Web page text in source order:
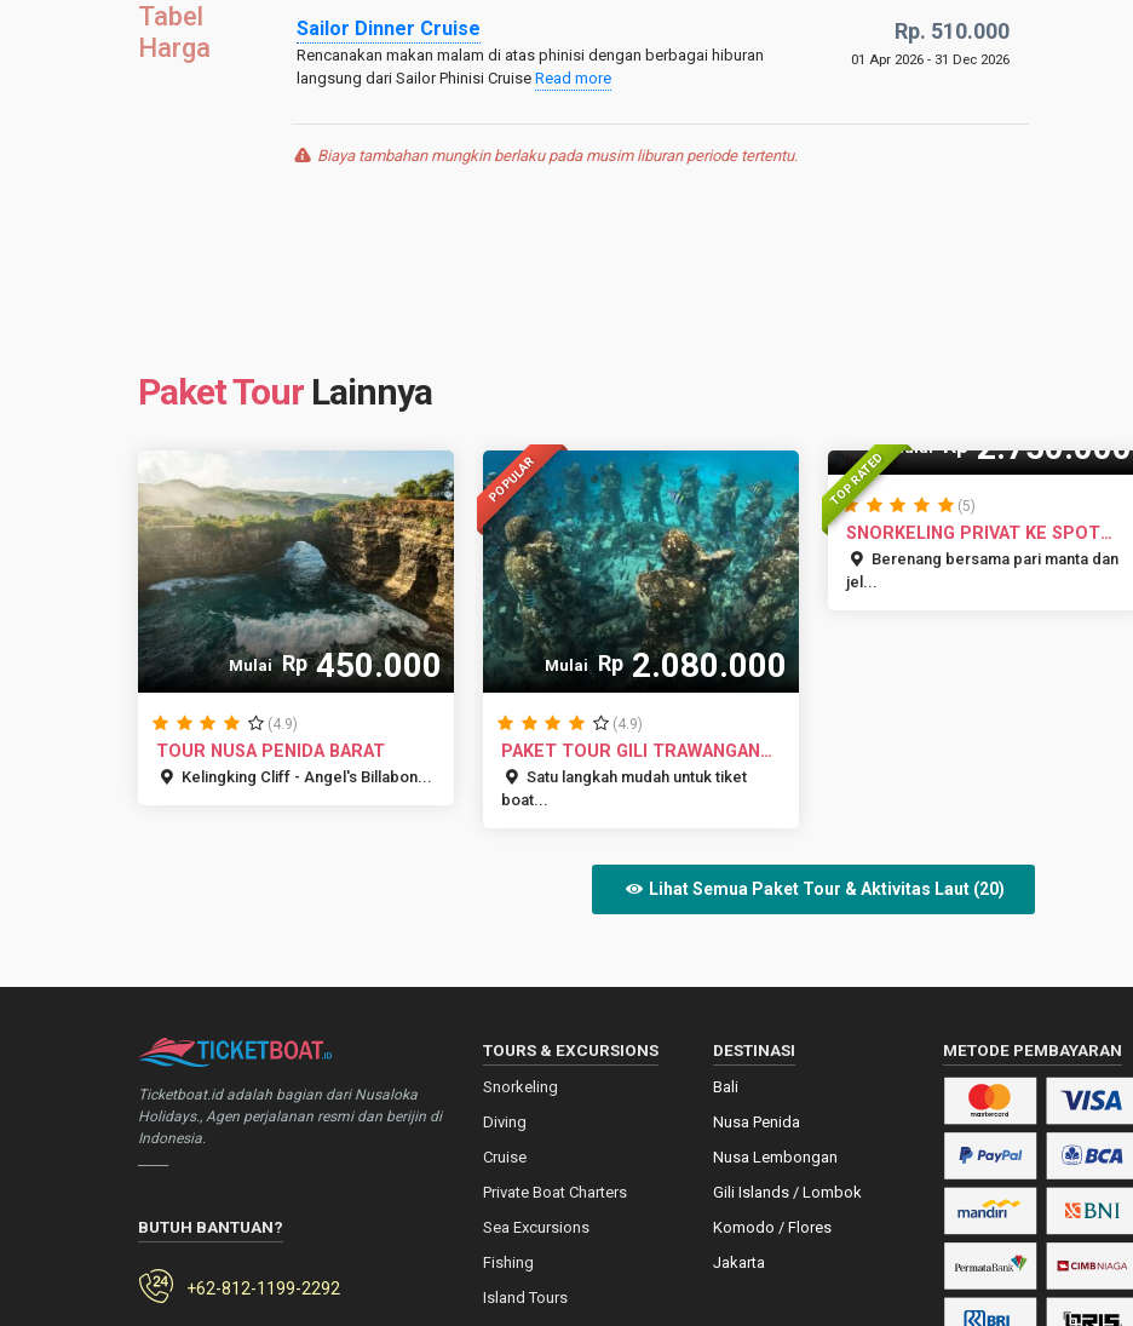
Tabel
Harga
Sailor Dinner Cruise
Rencanakan makan malam di atas phinisi dengan berbagai hiburan
langsung dari Sailor Phinisi Cruise Read more
Rp. 510.000
01 Apr 2026 - 31 Dec 2026
Biaya tambahan mungkin berlaku pada musim liburan periode tertentu.
Paket Tour Lainnya
Mulai Rp450.000
(4.9)
TOUR NUSA PENIDA BARAT
Kelingking Cliff - Angel's Billabon...
POPULAR
Mulai Rp2.080.000
(4.9)
PAKET TOUR GILI TRAWANGAN
2H1M AT...
Satu langkah mudah untuk tiket
boat...
TOP RATED
Mulai Rp2.750.000
(5)
SNORKELING PRIVAT KE SPOT
MANTA P...
Berenang bersama pari manta dan
jel...
Lihat Semua Paket Tour & Aktivitas Laut (20)
Ticketboat.id adalah bagian dari Nusaloka
Holidays., Agen perjalanan resmi dan berijin di
Indonesia.
BUTUH BANTUAN?
+62-812-1199-2292
TOURS & EXCURSIONS
Snorkeling
Diving
Cruise
Private Boat Charters
Sea Excursions
Fishing
Island Tours
DESTINASI
Bali
Nusa Penida
Nusa Lembongan
Gili Islands / Lombok
Komodo / Flores
Jakarta
METODE PEMBAYARAN